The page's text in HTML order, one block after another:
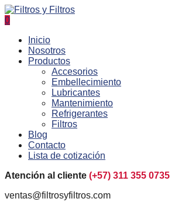
0
Inicio
Nosotros
Productos
Accesorios
Embellecimiento
Lubricantes
Mantenimiento
Refrigerantes
Filtros
Blog
Contacto
Lista de cotización
Atención al cliente (+57) 311 355 0735
ventas@filtrosyfiltros.com